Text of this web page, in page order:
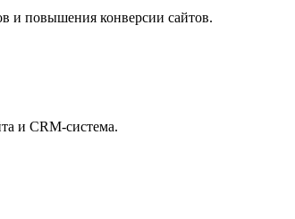
и повышения конверсии сайтов.
и CRM-система.